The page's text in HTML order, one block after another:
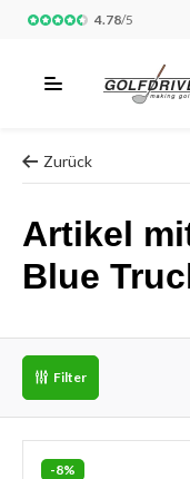
4.78/5
Zurück
Artikel
Blue
Filter
-8%